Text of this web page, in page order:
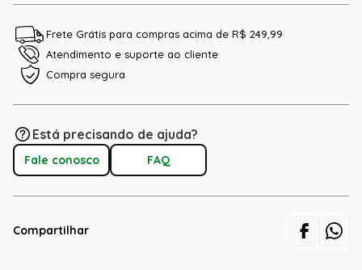
Frete Grátis para compras acima de R$ 249,99
Atendimento e suporte ao cliente
Compra segura
Está precisando de ajuda?
Fale conosco FAQ
Compartilhar